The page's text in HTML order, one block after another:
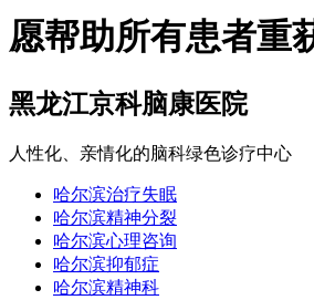
愿帮助所有患者重
黑龙江京科脑康医院
人性化、亲情化的脑科绿色诊疗中心
哈尔滨治疗失眠
哈尔滨精神分裂
哈尔滨心理咨询
哈尔滨抑郁症
哈尔滨精神科